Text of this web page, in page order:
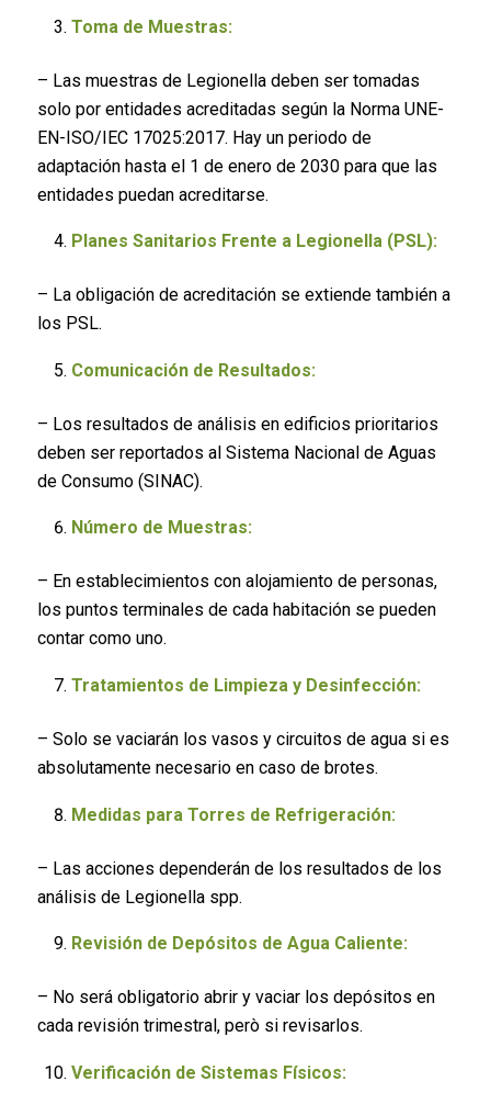
Toma de Muestras:
– Las muestras de Legionella deben ser tomadas
solo por entidades acreditadas según la Norma UNE-
EN-ISO/IEC 17025:2017. Hay un periodo de
adaptación hasta el 1 de enero de 2030 para que las
entidades puedan acreditarse.
Planes Sanitarios Frente a Legionella (PSL):
– La obligación de acreditación se extiende también a
los PSL.
Comunicación de Resultados:
– Los resultados de análisis en edificios prioritarios
deben ser reportados al Sistema Nacional de Aguas
de Consumo (SINAC).
Número de Muestras:
– En establecimientos con alojamiento de personas,
los puntos terminales de cada habitación se pueden
contar como uno.
Tratamientos de Limpieza y Desinfección:
– Solo se vaciarán los vasos y circuitos de agua si es
absolutamente necesario en caso de brotes.
Medidas para Torres de Refrigeración:
– Las acciones dependerán de los resultados de los
análisis de Legionella spp.
Revisión de Depósitos de Agua Caliente:
– No será obligatorio abrir y vaciar los depósitos en
cada revisión trimestral, però si revisarlos.
Verificación de Sistemas Físicos: